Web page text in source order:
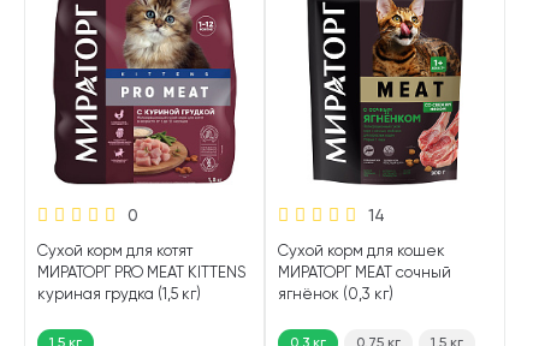
0
Сухой корм для котят
МИРАТОРГ PRO MEAT KITTENS
куриная грудка (1,5 кг)
1,5 кг
14
Сухой корм для кошек
МИРАТОРГ MEAT сочный
ягнёнок (0,3 кг)
0,3 кг 0,75 кг 1,5 кг